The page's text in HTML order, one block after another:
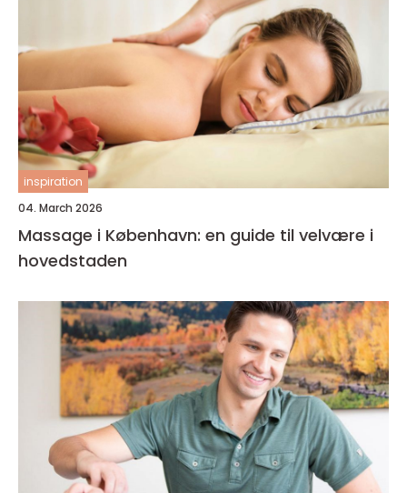
inspiration
04. March 2026
Massage i København: en guide til velvære i
hovedstaden